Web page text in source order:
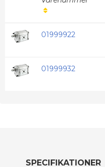
01999922
01999932
SPECIFIKATIONER